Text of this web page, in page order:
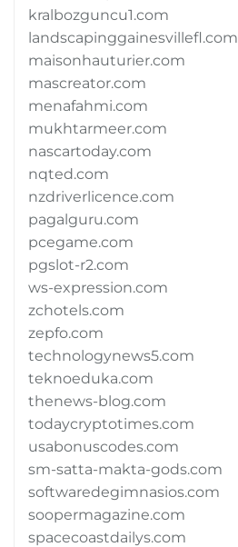
kralbozguncu1.com
landscapinggainesvillefl.com
maisonhauturier.com
mascreator.com
menafahmi.com
mukhtarmeer.com
nascartoday.com
nqted.com
nzdriverlicence.com
pagalguru.com
pcegame.com
pgslot-r2.com
ws-expression.com
zchotels.com
zepfo.com
technologynews5.com
teknoeduka.com
thenews-blog.com
todaycryptotimes.com
usabonuscodes.com
sm-satta-makta-gods.com
softwaredegimnasios.com
soopermagazine.com
spacecoastdailys.com